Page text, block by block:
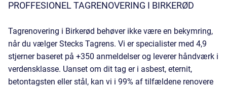
PROFFESIONEL TAGRENOVERING I BIRKERØD
Tagrenovering i Birkerød behøver ikke være en bekymring,
når du vælger Stecks Tagrens. Vi er specialister med 4,9
stjerner baseret på +350 anmeldelser og leverer håndværk i
verdensklasse. Uanset om dit tag er i asbest, eternit,
betontagsten ellerstål , kan vi i 99% af tilfældene renovere